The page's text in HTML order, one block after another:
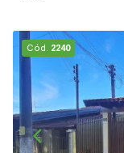
Cód. 2240